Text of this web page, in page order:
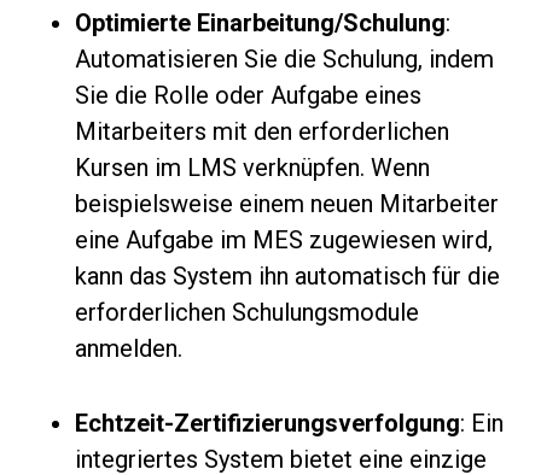
Optimierte Einarbeitung/Schulung:
Automatisieren Sie die Schulung, indem
Sie die Rolle oder Aufgabe eines
Mitarbeiters mit den erforderlichen
Kursen im LMS verknüpfen. Wenn
beispielsweise einem neuen Mitarbeiter
eine Aufgabe im MES zugewiesen wird,
kann das System ihn automatisch für die
erforderlichen Schulungsmodule
anmelden.
Echtzeit-Zertifizierungsverfolgung: Ein
integriertes System bietet eine einzige